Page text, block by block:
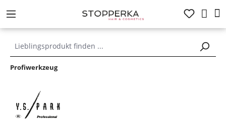
springen
Profiwerkzeug